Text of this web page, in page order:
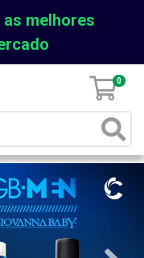
melhores
0